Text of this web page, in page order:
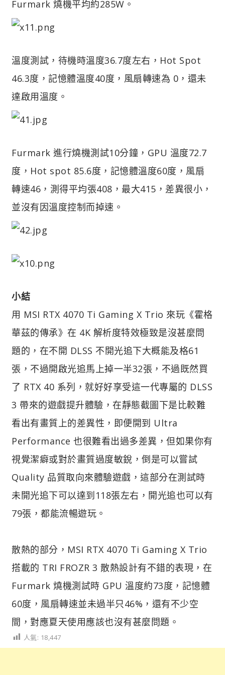
Furmark 燒機平均約285W。
溫度測試，待機時溫度36.7度左右，Hot Spot
46.3度，記憶體溫度40度，風扇轉速為 0，還未
達啟用溫度。
Furmark 進行燒機測試10分鐘，GPU 溫度72.7
度，Hot spot 85.6度，記憶體溫度60度，風扇
轉速46，測得平均張408，最大415，差異很小，
並沒有因溫度控制而掉速。
小結
用 MSI RTX 4070 Ti Gaming X Trio 來玩《霍格
華茲的傳承》在 4K 解析度特效極致是沒甚麼問
題的，在不開 DLSS 不開光追下大概能及格61
張，不過開啟光追馬上掉一半32張，不過既然買
了 RTX 40 系列，就好好享受這一代專屬的 DLSS
3 帶來的遊戲提升體驗，在靜態截圖下是比較難
看出有畫質上的差異性，即便開到 Ultra
Performance 也很難看出過多差異，但如果你有
視覺潔癖或對於畫質過度敏銳，倒是可以嘗試
Quality 品質取向來體驗遊戲，這部分在測試時
未開光追下可以達到118張左右，開光追也可以有
79張，都能流暢遊玩。
散熱的部分，MSI RTX 4070 Ti Gaming X Trio
搭載的 TRI FROZR 3 散熱設計有不錯的表現，在
Furmark 燒機測試時 GPU 溫度約73度，記憶體
60度，風扇轉速並未過半只46%，還有不少空
間，對應夏天使用應該也沒有甚麼問題。
人氣: 18,447